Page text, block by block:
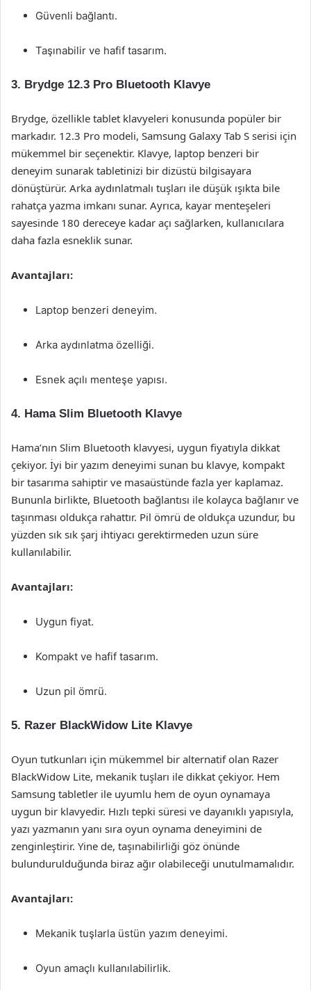
Güvenli bağlantı.
Taşınabilir ve hafif tasarım.
3. Brydge 12.3 Pro Bluetooth Klavye
Brydge, özellikle tablet klavyeleri konusunda popüler bir
markadır. 12.3 Pro modeli, Samsung Galaxy Tab S serisi için
mükemmel bir seçenektir. Klavye, laptop benzeri bir
deneyim sunarak tabletinizi bir dizüstü bilgisayara
dönüştürür. Arka aydınlatmalı tuşları ile düşük ışıkta bile
rahatça yazma imkanı sunar. Ayrıca, kayar menteşeleri
sayesinde 180 dereceye kadar açı sağlarken, kullanıcılara
daha fazla esneklik sunar.
Avantajları:
Laptop benzeri deneyim.
Arka aydınlatma özelliği.
Esnek açılı menteşe yapısı.
4. Hama Slim Bluetooth Klavye
Hama’nın Slim Bluetooth klavyesi, uygun fiyatıyla dikkat
çekiyor. İyi bir yazım deneyimi sunan bu klavye, kompakt
bir tasarıma sahiptir ve masaüstünde fazla yer kaplamaz.
Bununla birlikte, Bluetooth bağlantısı ile kolayca bağlanır ve
taşınması oldukça rahattır. Pil ömrü de oldukça uzundur, bu
yüzden sık sık şarj ihtiyacı gerektirmeden uzun süre
kullanılabilir.
Avantajları:
Uygun fiyat.
Kompakt ve hafif tasarım.
Uzun pil ömrü.
5. Razer BlackWidow Lite Klavye
Oyun tutkunları için mükemmel bir alternatif olan Razer
BlackWidow Lite, mekanik tuşları ile dikkat çekiyor. Hem
Samsung tabletler ile uyumlu hem de oyun oynamaya
uygun bir klavyedir. Hızlı tepki süresi ve dayanıklı yapısıyla,
yazı yazmanın yanı sıra oyun oynama deneyimini de
zenginleştirir. Yine de, taşınabilirliği göz önünde
bulundurulduğunda biraz ağır olabileceği unutulmamalıdır.
Avantajları:
Mekanik tuşlarla üstün yazım deneyimi.
Oyun amaçlı kullanılabilirlik.